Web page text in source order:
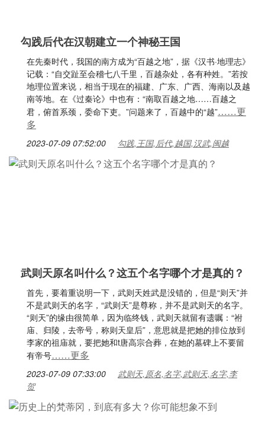
勾践后代在汉朝建立一个神秘王国
在先秦时代，我国的南方成为“百越之地”，据《汉书·地理志》
记载：“自交趾至会稽七八千里，百越杂处，各有种姓。”若按
地理位置来说，相当于现在的福建、广东、广西、海南以及越
南等地。在《过秦论》中也有：“南取百越之地……百越之
君，俯首系颈，委命下吏。”问题来了，百越中的“越”……更
多
2023-07-09 07:52:00 勾践,王国,后代,越国,汉武,闽越
武则天原名叫什么？这五个名字哪个才是真的？
首先，要着重说明一下，武则天姓武是没错的，但是“则天”并
不是武则天的名字，“武则天”是尊称，并不是武则天的名字。
“则天”的缘由很简单，因为临终钱，武则天就留有遗嘱：“祔
庙、归陵，去帝号，称则天皇后”，意思就是把她的排位放到
李家的祖庙就，要把她和t唐高宗合葬，在她的墓碑上不要留
有帝号……更多
2023-07-09 07:33:00
武则天,原名,名字,武则天,名字,李
贺